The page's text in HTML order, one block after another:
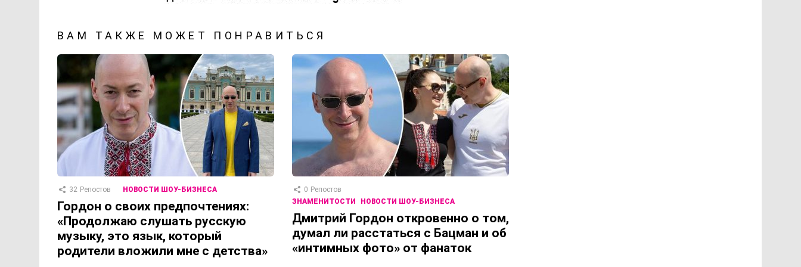
ВАМ ТАКЖЕ МОЖЕТ ПОНРАВИТЬСЯ
32 Репостов НОВОСТИ ШОУ-БИЗНЕСА
Гордон о своих предпочтениях:
«Продолжаю слушать русскую
музыку, это язык, который
родители вложили мне с детства»
0 Репостов
ЗНАМЕНИТОСТИ
НОВОСТИ ШОУ-БИЗНЕСА
Дмитрий Гордон откровенно о том,
думал ли расстаться с Бацман и об
«интимных фото» от фанаток